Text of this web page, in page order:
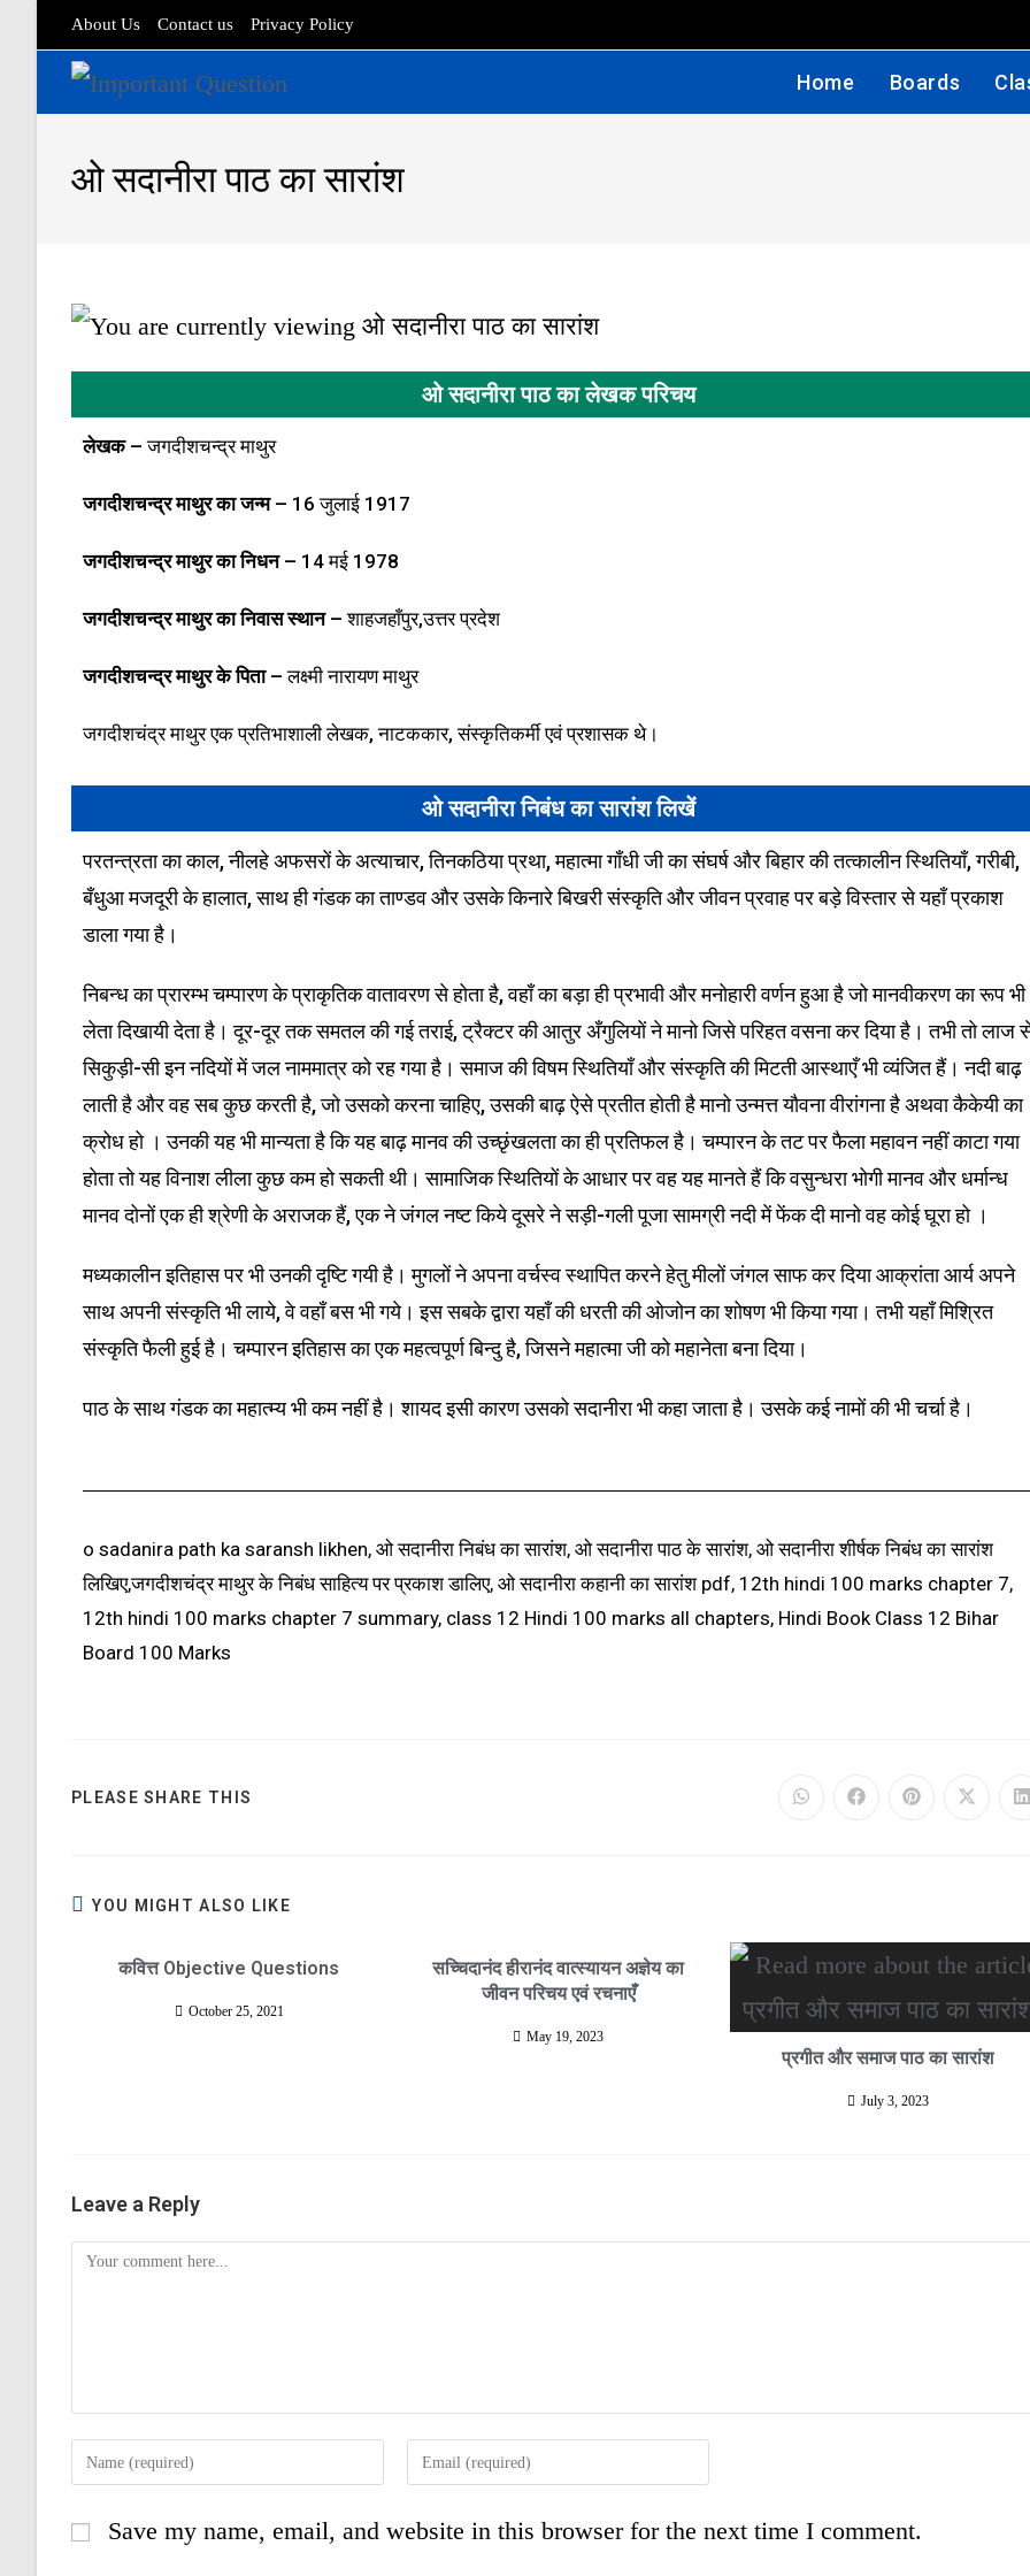
About Us Contact us Privacy Policy
Home Boards
ओ सदानीरा पाठ का सारांश
ओ सदानीरा पाठ का लेखक परिचय
लेखक – जगदीशचन्द्र माथुर
जगदीशचन्द्र माथुरका जन्म – 16 जुलाई 1917
जगदीशचन्द्र माथुरका निधन – 14 मई 1978
जगदीशचन्द्र माथुरका निवास स्थान –शाहजहाँपुर,उत्तर प्रदेश
जगदीशचन्द्र माथुरके पिता – लक्ष्मी नारायण माथुर
जगदीशचंद्र माथुर एक प्रतिभाशाली लेखक, नाटककार, संस्कृतिकर्मी एवं प्रशासक थे।
ओ सदानीरा निबंध का सारांश लिखें
परतन्त्रता का काल, नीलहे अफसरों के अत्याचार, तिनकठिया प्रथा, महात्मा गाँधी जी का संघर्ष और बिहार की तत्कालीन स्थितियाँ, गरीबी,
बँधुआ मजदूरी के हालात, साथ ही गंडक का ताण्डव और उसके किनारे बिखरी संस्कृति और जीवन प्रवाह पर बड़े विस्तार से यहाँ प्रकाश
डाला गया है।
निबन्ध का प्रारम्भ चम्पारण के प्राकृतिक वातावरण से होता है, वहाँ का बड़ा ही प्रभावी और मनोहारी वर्णन हुआ है जो मानवीकरण का रूप भी
लेता दिखायी देता है। दूर-दूर तक समतल की गई तराई, ट्रैक्टर की आतुर अँगुलियों ने मानो जिसे परिहत वसना कर दिया है। तभी तो लाज
सिकुड़ी-सी इन नदियों में जल नाममात्र को रह गया है। समाज की विषम स्थितियाँ और संस्कृति की मिटती आस्थाएँ भी व्यंजित हैं। नदी बाढ़
लाती है और वह सब कुछ करती है, जो उसको करना चाहिए, उसकी बाढ़ ऐसे प्रतीत होती है मानो उन्मत्त यौवना वीरांगना है अथवा कैकेयी का
क्रोध हो । उनकी यह भी मान्यता है कि यह बाढ़ मानव की उच्छृंखलता का ही प्रतिफल है। चम्पारन के तट पर फैला महावन नहीं काटा गया
होता तो यह विनाश लीला कुछ कम हो सकती थी। सामाजिक स्थितियों के आधार पर वह यह मानते हैं कि वसुन्धरा भोगी मानव और धर्मान्ध
मानव दोनों एक ही श्रेणी के अराजक हैं, एक ने जंगल नष्ट किये दूसरे ने सड़ी-गली पूजा सामग्री नदी में फेंक दी मानो वह कोई घूरा हो ।
मध्यकालीन इतिहास पर भी उनकी दृष्टि गयी है। मुगलों ने अपना वर्चस्व स्थापित करने हेतु मीलों जंगल साफ कर दिया आक्रांता आर्य अपने
साथ अपनी संस्कृति भी लाये, वे वहाँ बस भी गये। इस सबके द्वारा यहाँ की धरती की ओजोन का शोषण भी किया गया। तभी यहाँ मिश्रित
संस्कृति फैली हुई है। चम्पारन इतिहास का एक महत्वपूर्ण बिन्दु है, जिसने महात्मा जी को महानेता बना दिया।
पाठ के साथ गंडक का महात्म्य भी कम नहीं है। शायद इसी कारण उसको सदानीरा भी कहा जाता है। उसके कई नामों की भी चर्चा है।
o sadanira path ka saransh likhen, ओ सदानीरा निबंध का सारांश, ओ सदानीरा पाठ के सारांश, ओ सदानीरा शीर्षक निबंध का सारांश
लिखिए,जगदीशचंद्र माथुर के निबंध साहित्य पर प्रकाश डालिए, ओ सदानीरा कहानी का सारांश pdf, 12th hindi 100 marks chapter 7,
12th hindi 100 marks chapter 7 summary, class 12 Hindi 100 marks all chapters, Hindi Book Class 12 Bihar
Board 100 Marks
PLEASE SHARE THIS
YOU MIGHT ALSO LIKE
कवित्त Objective Questions
October 25, 2021
सच्चिदानंद हीरानंद वात्स्यायन अज्ञेय का
जीवन परिचय एवं रचनाएँ
May 19, 2023
प्रगीत और समाज पाठ का सारांश
July 3, 2023
Leave a Reply
Save my name, email, and website in this browser for the next time I comment.